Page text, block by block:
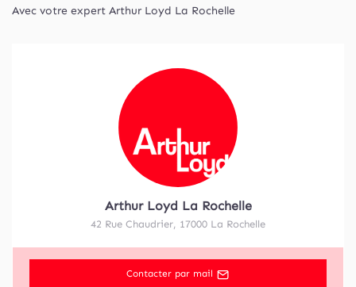
Avec votre expert Arthur Loyd La Rochelle
Arthur Loyd La Rochelle
42 Rue Chaudrier, 17000 La Rochelle
Contacter par mail